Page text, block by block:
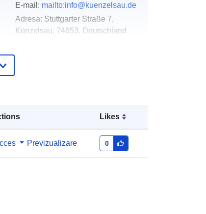
Likes
Previzualizare 0
E-mail: mailto:info@kuenzelsau.de
Adresa: Stuttgarter Straße 7,
Künzelsau, 74653, Deutschland
04 August 2026
Coordonate: [ [ 9.7580458,
49.2711259 ], [ 9.7599467,